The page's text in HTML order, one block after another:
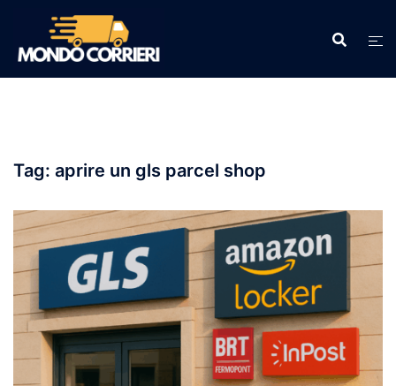
contenuto
Tag: aprire un gls parcel shop